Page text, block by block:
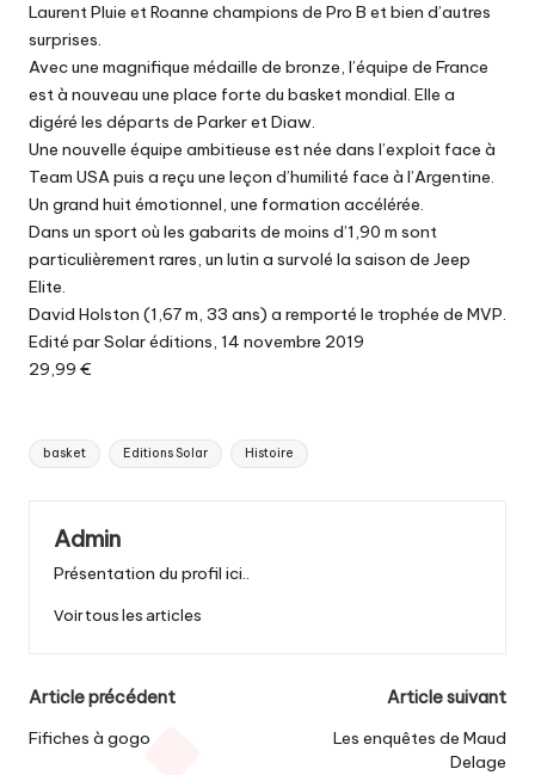
Laurent Pluie et Roanne champions de Pro B et bien d’autres
surprises.
Avec une magnifique médaille de bronze, l’équipe de France
est à nouveau une place forte du basket mondial. Elle a
digéré les départs de Parker et Diaw.
Une nouvelle équipe ambitieuse est née dans l’exploit face à
Team USA puis a reçu une leçon d’humilité face à l’Argentine.
Un grand huit émotionnel, une formation accélérée.
Dans un sport où les gabarits de moins d’1,90 m sont
particulièrement rares, un lutin a survolé la saison de Jeep
Elite.
David Holston (1,67 m, 33 ans) a remporté le trophée de MVP.
Edité par Solar éditions, 14 novembre 2019
29,99 €
Tags:
basket Editions Solar Histoire
Admin
Présentation du profil ici..
Voir tous les articles
Post
navigation
Article précédent
Fifiches à gogo
Article suivant
Les enquêtes de Maud
Delage